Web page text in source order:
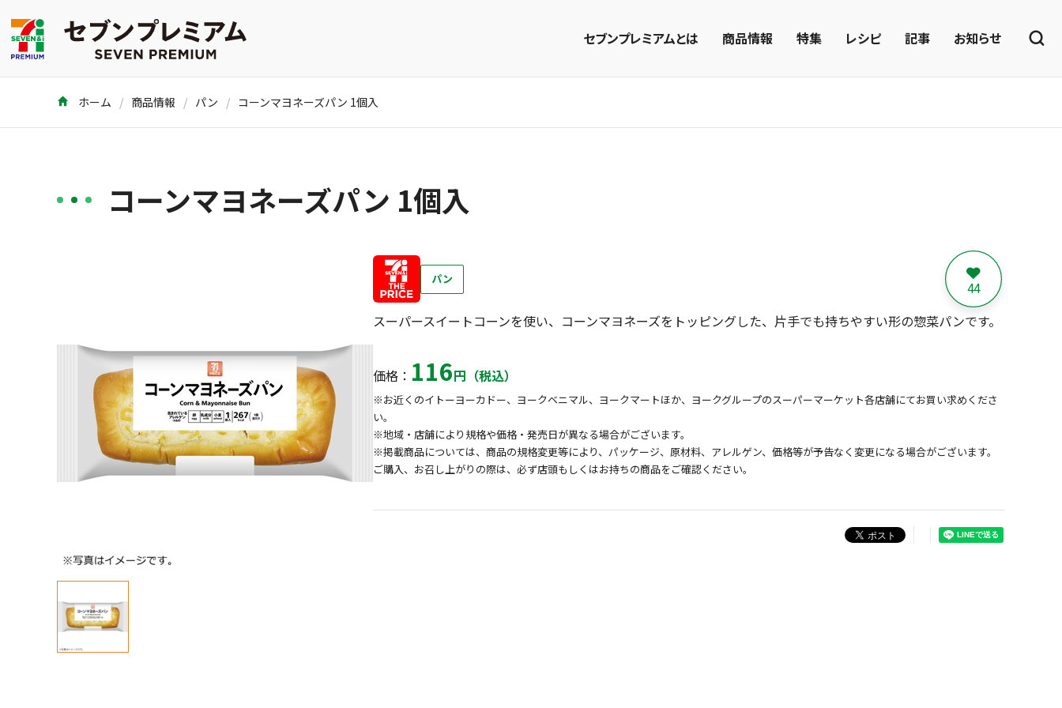
セブンプレミアムとは 商品情報 特集 レシピ 記事 お知らせ
ホーム 商品情報 パン コーンマヨネーズパン 1個入
コーンマヨネーズパン 1個入
パン 44
スーパースイートコーンを使い、コーンマヨネーズをトッピングした、片手でも持ちやすい形の惣菜パンです。
価格： 116円（税込）
※お近くのイトーヨーカドー、ヨークベニマル、ヨークマートほか、ヨークグループのスーパーマーケット各店舗にてお買い求めくださ
い。
※地域・店舗により規格や価格・発売日が異なる場合がございます。
※掲載商品については、商品の規格変更等により、パッケージ、原材料、アレルゲン、価格等が予告なく変更になる場合がございます。
ご購入、お召し上がりの際は、必ず店頭もしくはお持ちの商品をご確認ください。